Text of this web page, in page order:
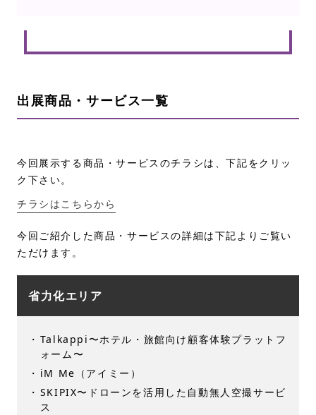
出展商品・サービス一覧
今回展示する商品・サービスのチラシは、下記をクリッ
ク下さい。
チラシはこちらから
今回ご紹介した商品・サービスの詳細は下記よりご覧い
ただけます。
省力化エリア
Talkappi〜ホテル・旅館向け顧客体験プラットフ
ォーム〜
iM Me（アイミー）
SKIPIX〜ドローンを活用した自動無人空撮サービ
ス